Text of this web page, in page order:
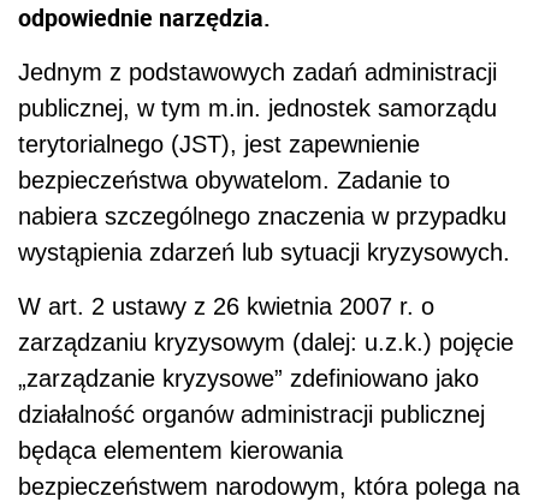
odpowiednie narzędzia.
Jednym z podstawowych zadań administracji
publicznej, w tym m.in. jednostek samorządu
terytorialnego (JST), jest zapewnienie
bezpieczeństwa obywatelom. Zadanie to
nabiera szczególnego znaczenia w przypadku
wystąpienia zdarzeń lub sytuacji kryzysowych.
W art. 2 ustawy z 26 kwietnia 2007 r. o
zarządzaniu kryzysowym (dalej: u.z.k.) pojęcie
„zarządzanie kryzysowe” zdefiniowano jako
działalność organów administracji publicznej
będąca elementem kierowania
bezpieczeństwem narodowym, która polega na